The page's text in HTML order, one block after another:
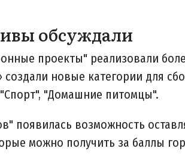
обсуждали
проекты" реализовали
новые категории для
"Спорт", "Домашние питомцы".
появилась возможность
можно получить за баллы